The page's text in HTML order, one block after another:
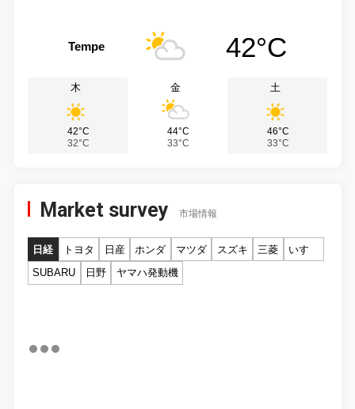
Tempe 42°C
木
42°C
32°C
金
44°C
33°C
土
46°C
33°C
Market survey 市場情報
日経 トヨタ 日産 ホンダ マツダ スズキ 三菱
いすゞ
SUBARU
日野 ヤマハ発動機